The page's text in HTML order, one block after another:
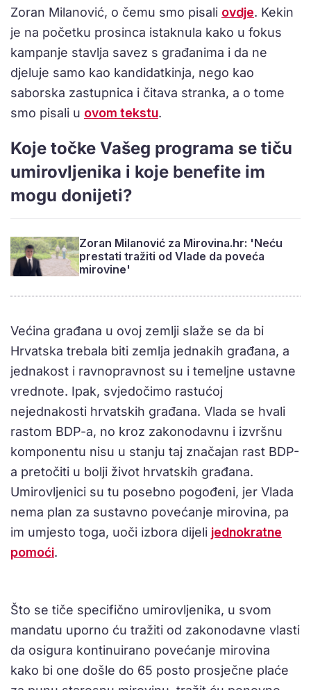
Zoran Milanović, o čemu smo pisali ovdje. Kekin
je na početku prosinca istaknula kako u fokus
kampanje stavlja savez s građanima i da ne
djeluje samo kao kandidatkinja, nego kao
saborska zastupnica i čitava stranka, a o tome
smo pisali u ovom tekstu.
Koje točke Vašeg programa se tiču
umirovljenika i koje benefite im
mogu donijeti?
Zoran Milanović za Mirovina.hr: 'Neću
prestati tražiti od Vlade da poveća
mirovine'
Većina građana u ovoj zemlji slaže se da bi
Hrvatska trebala biti zemlja jednakih građana, a
jednakost i ravnopravnost su i temeljne ustavne
vrednote. Ipak, svjedočimo rastućoj
nejednakosti hrvatskih građana. Vlada se hvali
rastom BDP-a, no kroz zakonodavnu i izvršnu
komponentu nisu u stanju taj značajan rast BDP-
a pretočiti u bolji život hrvatskih građana.
Umirovljenici su tu posebno pogođeni, jer Vlada
nema plan za sustavno povećanje mirovina, pa
im umjesto toga, uoči izbora dijeli jednokratne
pomoći.
Što se tiče specifično umirovljenika, u svom
mandatu uporno ću tražiti od zakonodavne vlasti
da osigura kontinuirano povećanje mirovina
kako bi one došle do 65 posto prosječne plaće